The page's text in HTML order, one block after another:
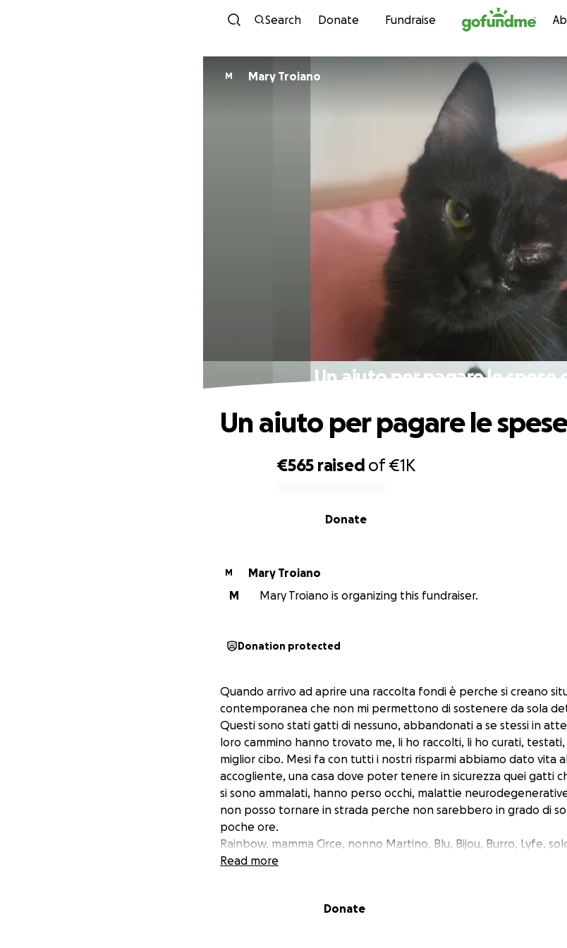
Skip to content
Search Donate Fundraise
M Mary Troiano
Un aiuto per pagare le spese
€565 raised of€1K
Donate
Un aiuto per pagare le
M
Mary Troiano
M
Mary Troiano is organizing this fundraiser.
Donation protected
Quando arrivo ad aprire una raccolta fondi è perche si creano
contemporanea che non mi permettono di sostenere da sola
Questi sono stati gatti di nessuno, abbandonati a se stessi in
loro cammino hanno trovato me, li ho raccolti, li ho curati, testati,
miglior cibo. Mesi fa con tutti i nostri risparmi abbiamo dato vita
accogliente, una casa dove poter tenere in sicurezza quei gatti
si sono ammalati, hanno perso occhi, malattie
non posso tornare in strada perche non sarebbero in grado di
poche ore.
Rainbow, mamma Circe, nonno Martino, Blu, Bijou, Burro, Lyfe,
ospitiamo con non poche difficoltà mensili per mantenerli e
oculista veterinario, ho bisogno di sterilizzare, di effettuare
Read more
Donate